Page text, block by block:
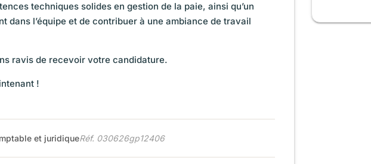
techniques solides en gestion de la paie, ainsi qu’un
l’équipe et de contribuer à une ambiance de travail
ravis de recevoir votre candidature.
!
et juridiqueRéf. 030626gp12406